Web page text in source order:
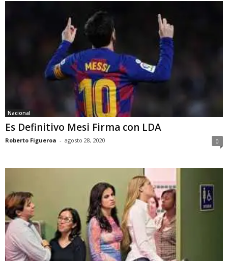
Nacional
Es Definitivo Mesi Firma con LDA
Roberto Figueroa - agosto 28, 2020 0